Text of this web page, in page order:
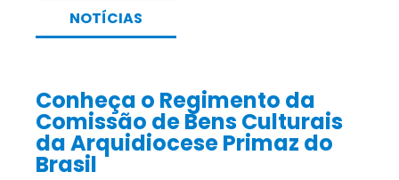
NOTÍCIAS
Conheça o Regimento da
Comissão de Bens Culturais
da Arquidiocese Primaz do
Brasil